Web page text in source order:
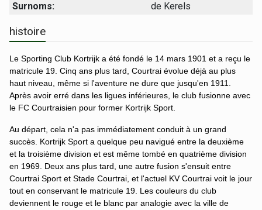
Surnoms:
de Kerels
histoire
Le Sporting Club Kortrijk a été fondé le 14 mars 1901 et a reçu le
matricule 19. Cinq ans plus tard, Courtrai évolue déjà au plus
haut niveau, même si l'aventure ne dure que jusqu'en 1911.
Après avoir erré dans les ligues inférieures, le club fusionne avec
le FC Courtraisien pour former Kortrijk Sport.
Au départ, cela n'a pas immédiatement conduit à un grand
succès. Kortrijk Sport a quelque peu navigué entre la deuxième
et la troisième division et est même tombé en quatrième division
en 1969. Deux ans plus tard, une autre fusion s'ensuit entre
Courtrai Sport et Stade Courtrai, et l'actuel KV Courtrai voit le jour
tout en conservant le matricule 19. Les couleurs du club
deviennent le rouge et le blanc par analogie avec la ville de